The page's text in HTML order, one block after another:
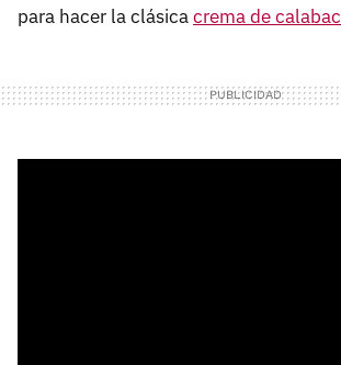
para hacer la clásicacrema de